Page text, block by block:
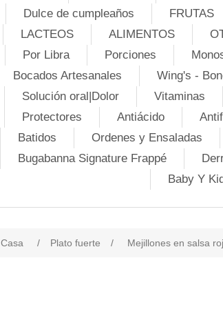
Dulce de cumpleaños
FRUTAS
LACTEOS
ALIMENTOS
Por Libra
Porciones
Bocados Artesanales
Wing's -
Solución oral|Dolor
Vitaminas
Protectores
Antiácido
Batidos
Ordenes y Ensaladas
Bugabanna Signature Frappé
Baby Y
Casa / Plato fuerte / Mejillones en salsa